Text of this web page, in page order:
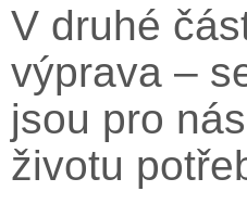
V druhé
výprava –
jsou pro
životu